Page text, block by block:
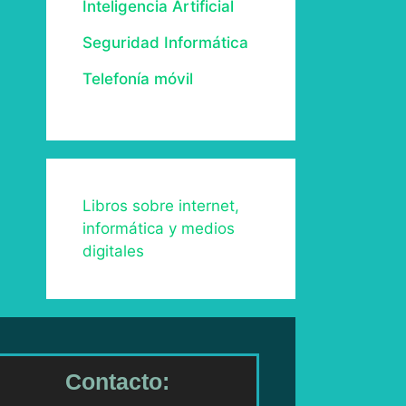
Inteligencia Artificial
Seguridad Informática
Telefonía móvil
Libros sobre internet,
informática y medios
digitales
Contacto: